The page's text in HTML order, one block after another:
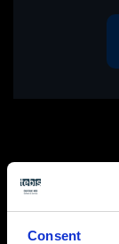
Consent
software